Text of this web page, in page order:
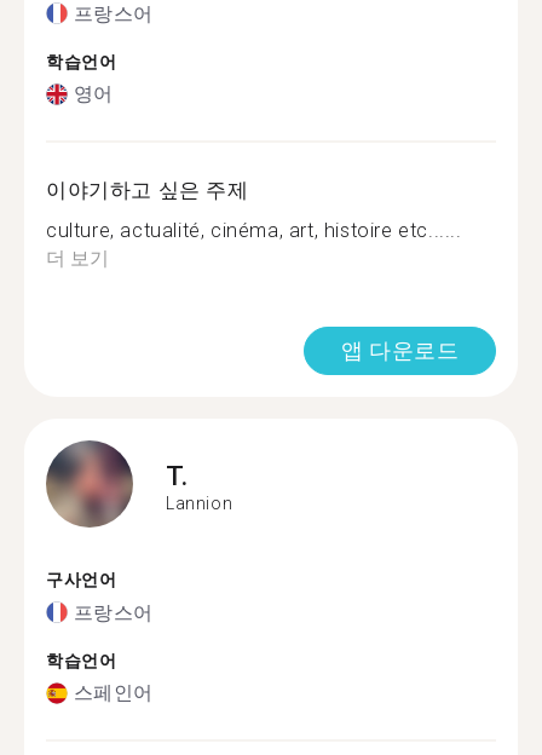
프랑스어
학습언어
영어
이야기하고 싶은 주제
culture, actualité, cinéma, art, histoire etc......
더 보기
앱 다운로드
T.
Lannion
구사언어
프랑스어
학습언어
스페인어